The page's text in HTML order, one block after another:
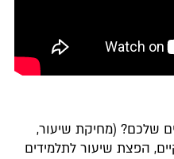
שלכם? (מחיקת שיעור,
הפצת שיעור לתלמידים